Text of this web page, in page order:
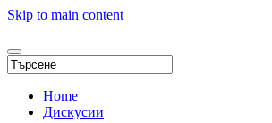
Skip to main content
Home
Дискусии